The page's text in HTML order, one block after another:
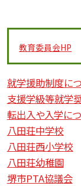
教育委員会HP
就学援助制度に
支援学級等就学
転出入や入学に
八田荘中学校
八田荘西小学校
八田荘幼稚園
堺市PTA協議会